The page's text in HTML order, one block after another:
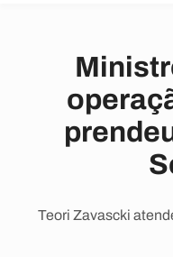
Teori Zavascki